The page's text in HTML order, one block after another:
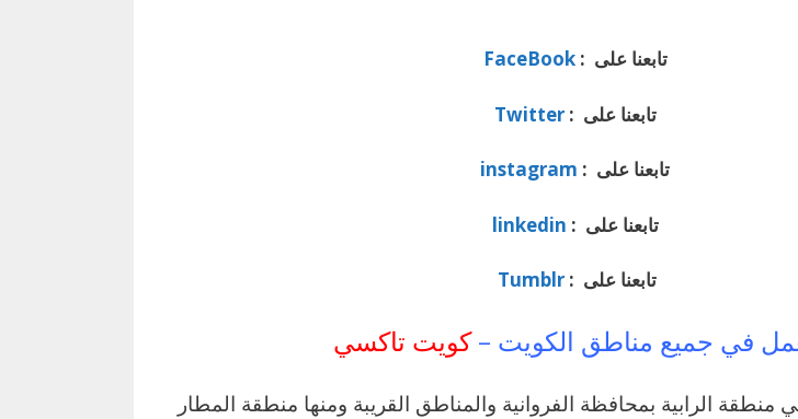
تابعنا على :FaceBook
تابعنا على :Twitter
تابعنا على : instagram
تابعنا على : linkedin
تابعنا على : Tumblr
في جميع مناطق الكويت –كويت تاكسي
كويت تاكسي يعمل في منطقة الرابية بمحافظة الفروانية والمناطق القريبة ‎ومنها منطقة المطار